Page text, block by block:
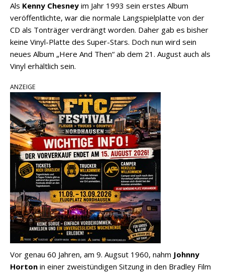
Als Kenny Chesney im Jahr 1993 sein erstes Album
veröffentlichte, war die normale Langspielplatte von der
CD als Tonträger verdrängt worden. Daher gab es bisher
keine Vinyl-Platte des Super-Stars. Doch nun wird sein
neues Album „Here And Then“ ab dem 21. August auch als
Vinyl erhältlich sein.
ANZEIGE
Vor genau 60 Jahren, am 9. Augsut 1960, nahm Johnny
Horton in einer zweistündigen Sitzung in den Bradley Film